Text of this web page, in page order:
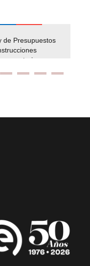
de Presupuestos